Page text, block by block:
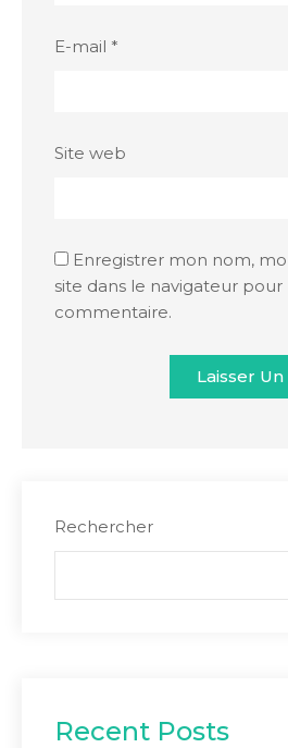
E-mail *
Site web
Enregistrer mon nom,
site dans le navigateur
commentaire.
Rechercher
Recent Posts